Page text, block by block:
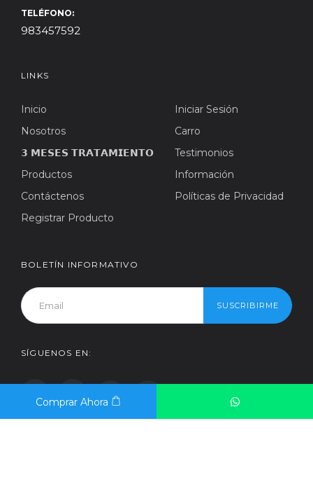
TELÉFONO:
983457592
LINKS
Inicio
Nosotros
𝟯 𝗠𝗘𝗦𝗘𝗦 𝗧𝗥𝗔𝗧𝗔𝗠𝗜𝗘𝗡𝗧𝗢
Productos
Contáctenos
Registrar Producto
Iniciar Sesión
Carro
Testimonios
Información
Políticas de Privacidad
BOLETÍN INFORMATIVO
SUSCRIBIRME
SÍGUENOS EN:
Comprar Ahora